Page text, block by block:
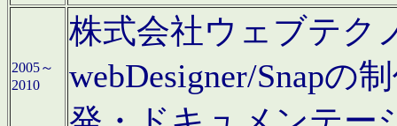
2005～
2010
株式会社ウェブテク
webDesigner/Snapの